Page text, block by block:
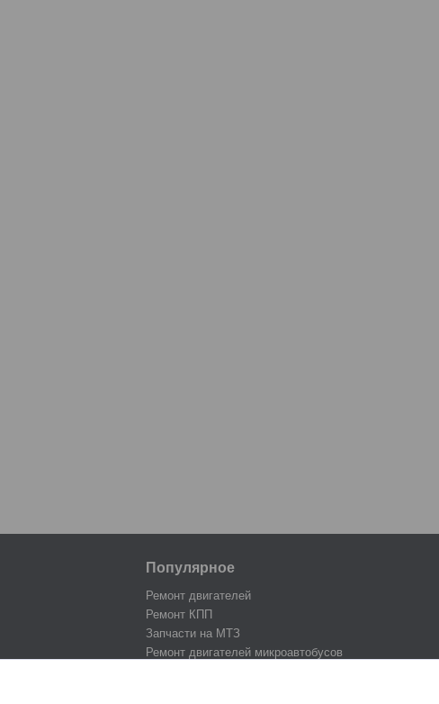
Популярное
Ремонт двигателей
Ремонт КПП
Запчасти на МТЗ
Ремонт двигателей микроавтобусов